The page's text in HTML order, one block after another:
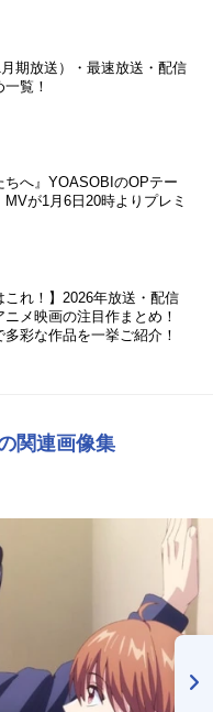
期放送）・最速放送・配信
覧！
ちへ』YOASOBIのOPテー
が1月6日20時よりプレミ
これ！】2026年放送・配信
ニメ映画の注目作まとめ！
彩な作品を一挙ご紹介！
関連画像集